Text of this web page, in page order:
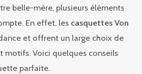
belle-mère, plusieurs éléments
En effet, les casquettes Von
et offrent un large choix de
motifs. Voici quelques conseils
parfaite.